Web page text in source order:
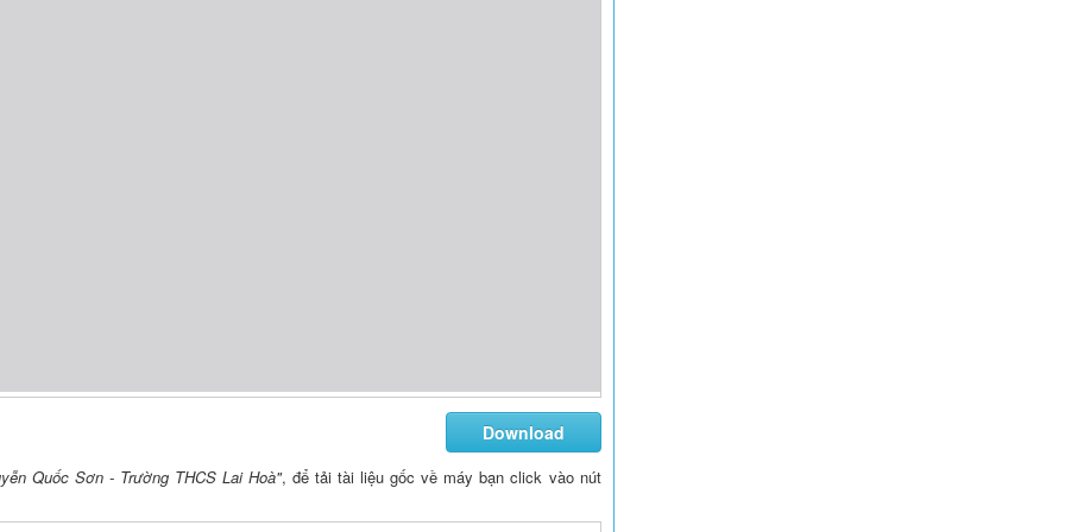
Download
Quốc Sơn - Trường THCS Lai Hoà", để tải tài liệu gốc về máy bạn click vào nút